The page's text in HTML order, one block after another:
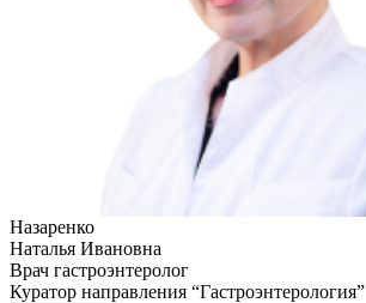
Назаренко
Наталья Ивановна
Врач гастроэнтеролог
Куратор направления “Гастроэнтерология”